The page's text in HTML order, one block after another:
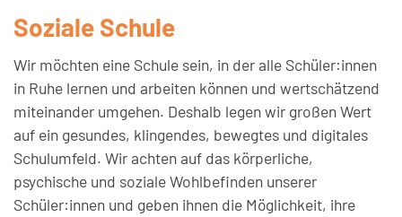
Soziale Schule
Wir möchten eine Schule sein, in der alle Schüler:innen
in Ruhe lernen und arbeiten können und wertschätzend
miteinander umgehen. Deshalb legen wir großen Wert
auf ein gesundes, klingendes, bewegtes und digitales
Schulumfeld. Wir achten auf das körperliche,
psychische und soziale Wohlbefinden unserer
Schüler:innen und geben ihnen die Möglichkeit, ihre